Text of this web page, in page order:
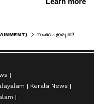
Kerala News